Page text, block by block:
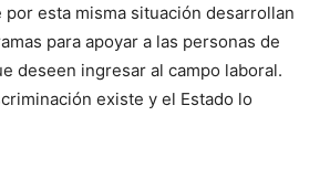
por esta misma situación desarrollan
para apoyar a las personas de
deseen ingresar al campo laboral.
existe y el Estado lo